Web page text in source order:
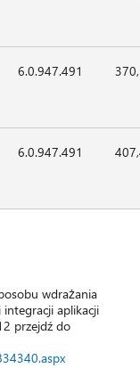
6.0.947.491
6.0.947.491
wdrażania
integracji aplikacji
przejdź do